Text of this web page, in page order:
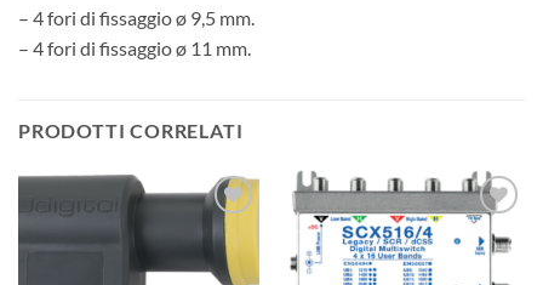
– 4 fori di fissaggio ø 9,5 mm.
– 4 fori di fissaggio ø 11 mm.
PRODOTTI CORRELATI
AGGIUNGI
LISTA DEI
AGGIUNGI
ALLA
LISTA DEI